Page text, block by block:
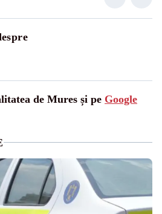
de Mures și pe Google